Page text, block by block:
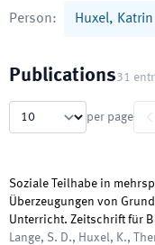
Person: Huxel, Katrin
Publications31
per page
Soziale Teilhabe in
Überzeugungen von
Unterricht. Zeitschrift für
Lange, S. D., Huxel, K.,